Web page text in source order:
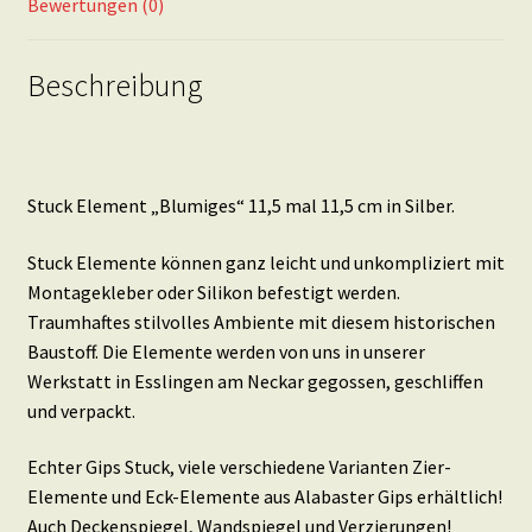
Beschreibung
Stuck Element „Blumiges“ 11,5 mal 11,5 cm in Silber.
Stuck Elemente können ganz leicht und unkompliziert mit
Montagekleber oder Silikon befestigt werden.
Traumhaftes stilvolles Ambiente mit diesem historischen
Baustoff. Die Elemente werden von uns in unserer
Werkstatt in Esslingen am Neckar gegossen, geschliffen
und verpackt.
Echter Gips Stuck, viele verschiedene Varianten Zier-
Elemente und Eck-Elemente aus Alabaster Gips erhältlich!
Auch Deckenspiegel, Wandspiegel und Verzierungen!